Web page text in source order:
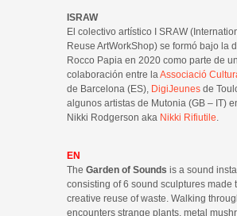
ISRAW
El colectivo artístico I SRAW
Reuse ArtWorkShop) se formó bajo la
Rocco Papia en 2020 como parte de
colaboración entre laAssociació
de Barcelona (ES), DigiJeunes de
algunos artistas de Mutonia (GB – IT)
Nikki Rodgerson aka Nikki Rifiutile.
EN
The Garden of Sounds is a sound
consisting of 6 sound sculptures made
creative reuse of waste. Walking
encounters strange plants, metal